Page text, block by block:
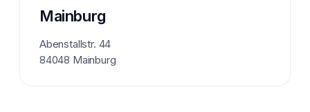
Mainburg
Abenstallstr. 44
84048 Mainburg